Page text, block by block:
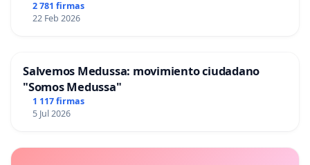
2 781 firmas
22 Feb 2026
Salvemos Medussa: movimiento ciudadano
"Somos Medussa"
1 117 firmas
5 Jul 2026